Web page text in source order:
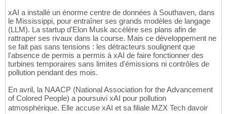
xAI a installé un énorme centre de données à Southaven, dans
le Mississippi, pour entraîner ses grands modèles de langage
(LLM). La startup d'Elon Musk accélère ses plans afin de
rattraper ses rivaux dans la course. Mais ce développement ne
se fait pas sans tensions : les détracteurs soulignent que
l'absence de permis a permis à xAI de faire fonctionner des
turbines temporaires sans limites d'émissions ni contrôles de
pollution pendant des mois.
En avril, la NAACP (National Association for the Advancement
of Colored People) a poursuivi xAI pour pollution
atmosphérique. Elle accuse xAI et sa filiale MZX Tech davoir